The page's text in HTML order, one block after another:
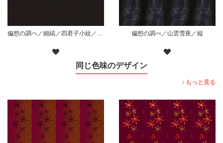
偏想の調べ／細縞／四君子小紋／枠無散り／黒 偏想の調べ／山雲雪夜／縦
同じ色味のデザイン
もっと見る